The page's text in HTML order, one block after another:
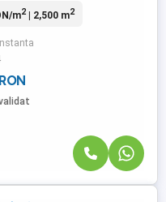
2500 mp, cu front stradal de
localitatii Lazu si este
Utilitatile sunt in
m2| 2,500 m2